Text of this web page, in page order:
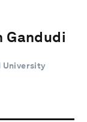
Gandudi
University